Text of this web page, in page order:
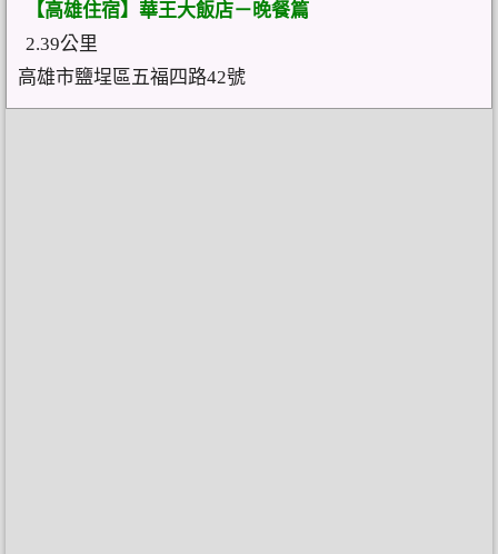
【高雄住宿】華王大飯店－晚餐篇
2.39公里
高雄市鹽埕區五福四路42號